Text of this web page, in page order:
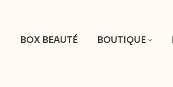
BOX BEAUTÉ BOUTIQUE